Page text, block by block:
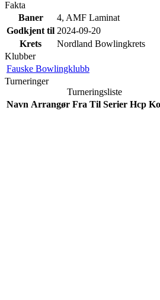
Fakta
Baner
4, AMF Laminat
Godkjent til 2024-09-20
Krets
Nordland Bowlingkrets
Klubber
Fauske Bowlingklubb
Turneringer
Turneringsliste
Navn Arrangør Fra Til Serier Hcp